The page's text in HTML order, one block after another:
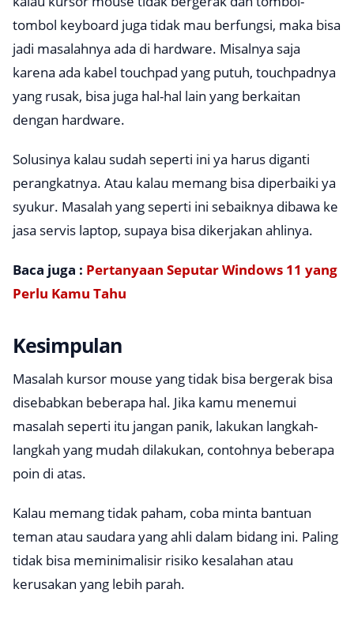
tombol keyboard juga tidak mau berfungsi, maka bisa
jadi masalahnya ada di hardware. Misalnya saja
karena ada kabel touchpad yang putuh, touchpadnya
yang rusak, bisa juga hal-hal lain yang berkaitan
dengan hardware.
Solusinya kalau sudah seperti ini ya harus diganti
perangkatnya. Atau kalau memang bisa diperbaiki ya
syukur. Masalah yang seperti ini sebaiknya dibawa ke
jasa servis laptop, supaya bisa dikerjakan ahlinya.
Baca juga : Pertanyaan Seputar Windows 11 yang
Perlu Kamu Tahu
Kesimpulan
Masalah kursor mouse yang tidak bisa bergerak bisa
disebabkan beberapa hal. Jika kamu menemui
masalah seperti itu jangan panik, lakukan langkah-
langkah yang mudah dilakukan, contohnya beberapa
poin di atas.
Kalau memang tidak paham, coba minta bantuan
teman atau saudara yang ahli dalam bidang ini. Paling
tidak bisa meminimalisir risiko kesalahan atau
kerusakan yang lebih parah.